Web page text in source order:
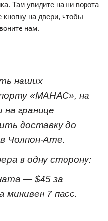
Там увидите наши ворота
на двери, чтобы
нам.
наших
«МАНАС», на
на границе
доставку до
Чолпон-Ате.
в одну сторону:
— $45 за
минивен 7 пасс.